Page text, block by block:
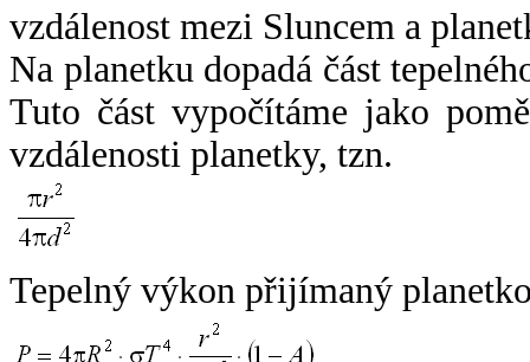
vzdálenost mezi Sluncem a
Na planetku dopadá část
Tuto část vypočítáme jako
vzdálenosti planetky, tzn.
Tepelný výkon přijímaný